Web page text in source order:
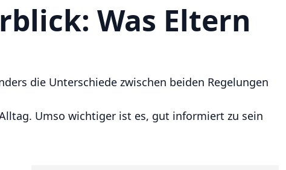
Was Eltern
die Unterschiede zwischen beiden Regelungen
Umso wichtiger ist es, gut informiert zu sein